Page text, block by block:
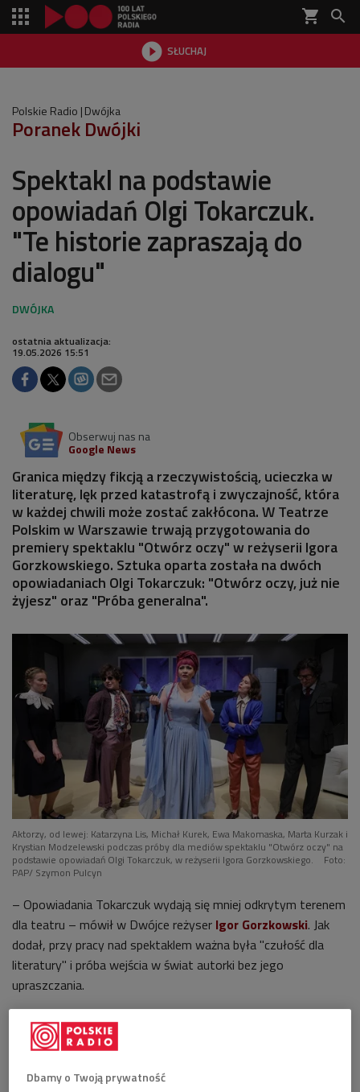
shopping_cart 
 SŁUCHAJ

Polskie Radio Dwójka
Poranek Dwójki
Spektakl na podstawie
opowiadań Olgi Tokarczuk.
"Te historie zapraszają do
dialogu"
ostatnia aktualizacja:
19.05.2026 15:51
Obserwuj nas na
Google News
Granica między fikcją a rzeczywistością, ucieczka w
literaturę, lęk przed katastrofą i zwyczajność, która
w każdej chwili może zostać zakłócona. W Teatrze
Polskim w Warszawie trwają przygotowania do
premiery spektaklu "Otwórz oczy" w reżyserii Igora
Gorzkowskiego. Sztuka oparta została na dwóch
opowiadaniach Olgi Tokarczuk: "Otwórz oczy, już nie
żyjesz" oraz "Próba generalna".
Aktorzy, od lewej: Katarzyna Lis, Michał Kurek, Ewa Makomaska, Marta Kurzak i
Krystian Modzelewski podczas próby dla mediów spektaklu "Otwórz oczy" na
podstawie opowiadań Olgi Tokarczuk, w reżyserii Igora Gorzkowskiego.
Foto:
PAP/ Szymon Pulcyn
– Opowiadania Tokarczuk wydają się mniej odkrytym terenem
dla teatru – mówił w Dwójce reżyser Igor Gorzkowski. Jak
dodał, przy pracy nad spektaklem ważna była "czułość dla
literatury" i próba wejścia w świat autorki bez jego
upraszczania.
Posłuchaj rozmowy w audycji "Poranek Dwójki" >>>
"Trzeba odnaleźć ducha"
Dbamy o Twoją prywatność